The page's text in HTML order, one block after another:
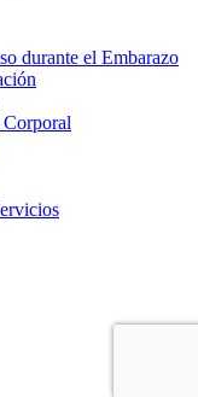
durante el Embarazo